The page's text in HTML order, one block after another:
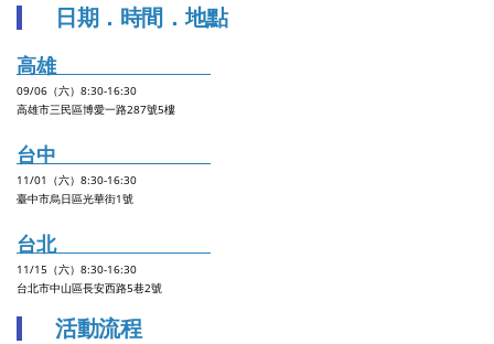
日期．時間．地點
高雄
09/06（六）8:30-16:30
高雄市三民區博愛一路287號5樓
台中
11/01（六）8:30-16:30
臺中市烏日區光華街1號
台北
11/15（六）8:30-16:30
台北市中山區長安西路5巷2號
活動流程